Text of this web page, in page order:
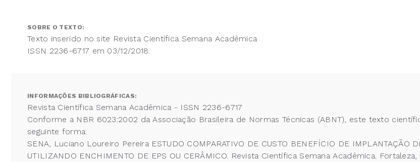
SOBRE O TEXTO:
Texto inserido no site Revista Científica Semana Acadêmica
ISSN 2236-6717 em 03/12/2018.
INFORMAÇÕES BIBLIOGRÁFICAS:
Revista Científica Semana Acadêmica - ISSN 2236-6717
Conforme a NBR 6023:2002 da Associação Brasileira de Normas Técnicas (ABNT), este texto
seguinte forma:
SENA, Luciano Loureiro Pereira ESTUDO COMPARATIVO DE CUSTO BENEFÍCIO DE IMPLANTAÇÃO
UTILIZANDO ENCHIMENTO DE EPS OU CERÂMICO. Revista Científica Semana Acadêmica.